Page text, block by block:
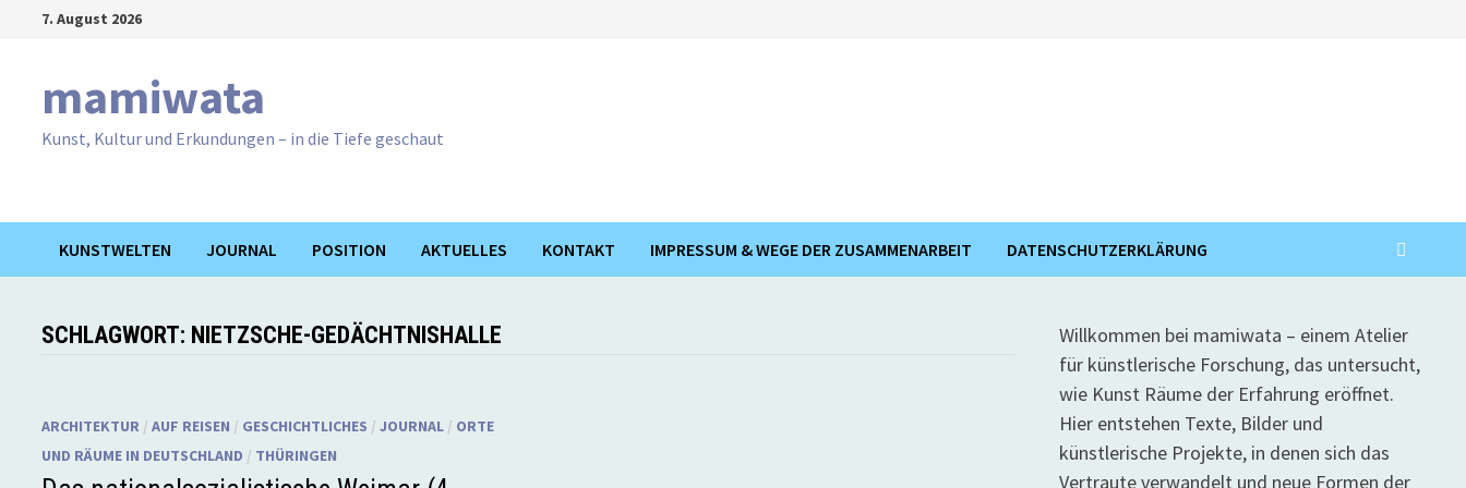
7. August 2026
mamiwata
Kunst, Kultur und Erkundungen – in die Tiefe geschaut
KUNSTWELTEN JOURNAL POSITION AKTUELLES KONTAKT IMPRESSUM & WEGE DER ZUSAMMENARBEIT DATENSCHUTZERKLÄRUNG
SCHLAGWORT: NIETZSCHE-GEDÄCHTNISHALLE
ARCHITEKTUR /AUF REISEN / GESCHICHTLICHES /JOURNAL / ORTE
UND RÄUME IN DEUTSCHLAND / THÜRINGEN
Willkommen bei mamiwata – einem Atelier
für künstlerische Forschung, das untersucht,
wie Kunst Räume der Erfahrung eröffnet.
Hier entstehen Texte, Bilder und
künstlerische Projekte, in denen sich das
Vertraute verwandelt und neue Formen der